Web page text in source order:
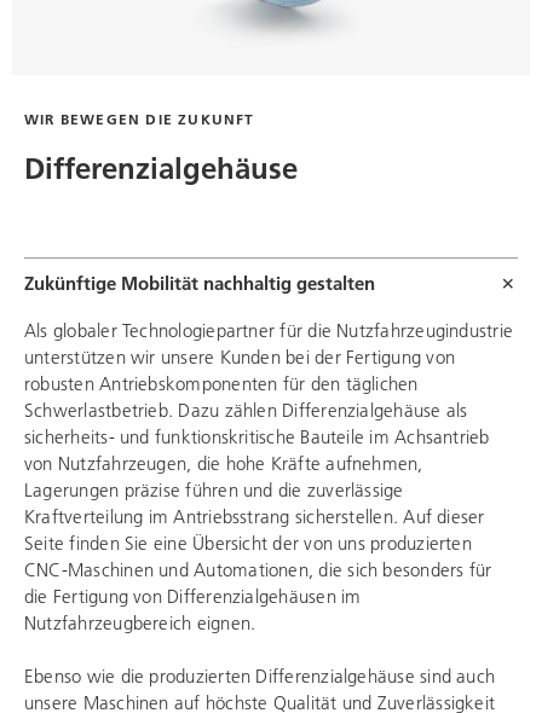
WIR BEWEGEN DIE ZUKUNFT
Differenzialgehäuse
Zukünftige Mobilität nachhaltig gestalten
Als globaler Technologiepartner für die Nutzfahrzeugindustrie
unterstützen wir unsere Kunden bei der Fertigung von
robusten Antriebskomponenten für den täglichen
Schwerlastbetrieb. Dazu zählen Differenzialgehäuse als
sicherheits- und funktionskritische Bauteile im Achsantrieb
von Nutzfahrzeugen, die hohe Kräfte aufnehmen,
Lagerungen präzise führen und die zuverlässige
Kraftverteilung im Antriebsstrang sicherstellen. Auf dieser
Seite finden Sie eine Übersicht der von uns produzierten
CNC-Maschinen und Automationen, die sich besonders für
die Fertigung von Differenzialgehäusen im
Nutzfahrzeugbereich eignen.
Ebenso wie die produzierten Differenzialgehäuse sind auch
unsere Maschinen auf höchste Qualität und Zuverlässigkeit